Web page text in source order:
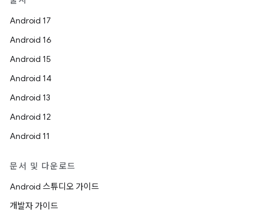
Android 17
Android 16
Android 15
Android 14
Android 13
Android 12
Android 11
문서 및 다운로드
Android 스튜디오 가이드
개발자 가이드